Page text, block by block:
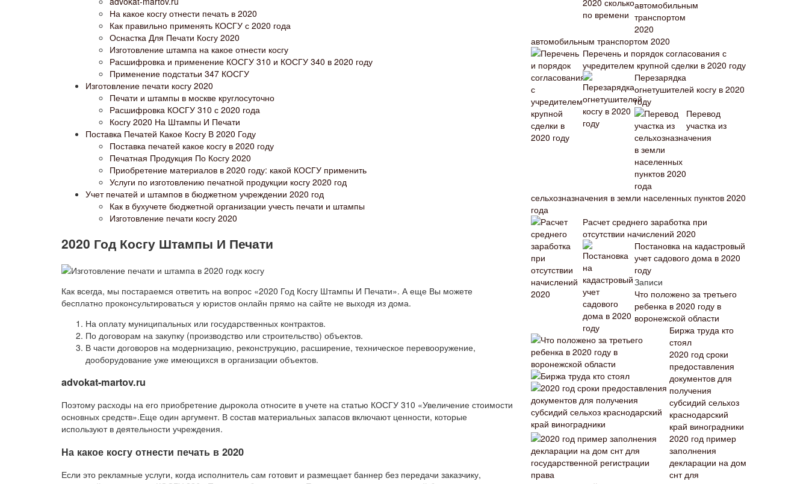
На какое косгу отнести печать в 2020
Как правильно применять КОСГУ с 2020 года
Оснастка Для Печати Косгу 2020
Изготовление штампа на какое отнести косгу
Расшифровка и применение КОСГУ 310 и КОСГУ 340 в 2020 году
Применение подстатьи 347 КОСГУ
Изготовление печати косгу 2020
Печати и штампы в москве круглосуточно
Расшифровка КОСГУ 310 с 2020 года
Косгу 2020 На Штампы И Печати
Поставка Печатей Какое Косгу В 2020 Году
Поставка печатей какое косгу в 2020 году
Печатная Продукция По Косгу 2020
Приобретение материалов в 2020 году: какой КОСГУ применить
Услуги по изготовлению печатной продукции косгу 2020 год
Учет печатей и штампов в бюджетном учреждении 2020 год
Как в бухучете бюджетной организации учесть печати и штампы
Изготовление печати косгу 2020
2020 Год Косгу Штампы И Печати
Как всегда, мы постараемся ответить на вопрос «2020 Год Косгу Штампы И Печати». А еще Вы можете
бесплатно проконсультироваться у юристов онлайн прямо на сайте не выходя из дома.
На оплату муниципальных или государственных контрактов.
По договорам на закупку (производство или строительство) объектов.
В части договоров на модернизацию, реконструкцию, расширение, техническое перевооружение,
дооборудование уже имеющихся в организации объектов.
advokat-martov.ru
Поэтому расходы на его приобретение дырокола относите в учете на статью КОСГУ 310 «Увеличение стоимости
основных средств».Еще один аргумент. В состав материальных запасов включают ценности, которые
используют в деятельности учреждения.
На какое косгу отнести печать в 2020
Если это рекламные услуги, когда исполнитель сам готовит и размещает баннер без передачи заказчику,
автомобильным транспортом 2020
Перечень и порядок согласования с
учредителем крупной сделки в 2020 году
Перезарядка
огнетушителей косгу в 2020
году
Перевод
участка из
сельхозназначения в земли населенных пунктов 2020
года
Расчет среднего заработка при
отсутствии начислений 2020
Постановка на кадастровый
учет садового дома в 2020
году
Записи
Что положено за третьего
ребенка в 2020 году в
воронежской области
Биржа труда кто
стоял
2020 год сроки
предоставления
документов для
получения
субсидий сельхоз
краснодарский
край виноградники
2020 год пример
заполнения
декларации на дом
снт для